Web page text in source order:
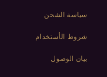
سياسة الشحن
شروط الأستخدام
بيان الوصول